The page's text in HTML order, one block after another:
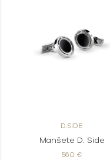
D.SIDE
Manšete D. Side
560 €